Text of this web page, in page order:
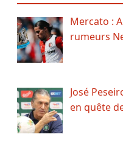
Mercato :
rumeurs
José
en quête